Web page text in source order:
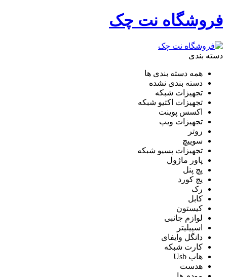
فروشگاه نت چک
دسته بندی
همه دسته بندی ها
دسته بندی نشده
تجهیزات شبکه
تجهیزات اکتیو شبکه
اکسس پوینت
تجهیزات ویپ
روتر
سوییچ
تجهیزات پسیو شبکه
پاور ماژول
پچ پنل
پچ کورد
رک
کابل
کیستون
لوازم جانبی
اسپیلیتر
دانگل وایفای
کارت شبکه
هاب Usb
هدست